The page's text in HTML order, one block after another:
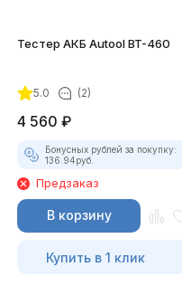
Тестер АКБ Autool BT-460
5.0 (2)
4 560 ₽
Бонусных рублей за покупку:
136.94руб.
Предзаказ
В корзину
Купить в 1 клик